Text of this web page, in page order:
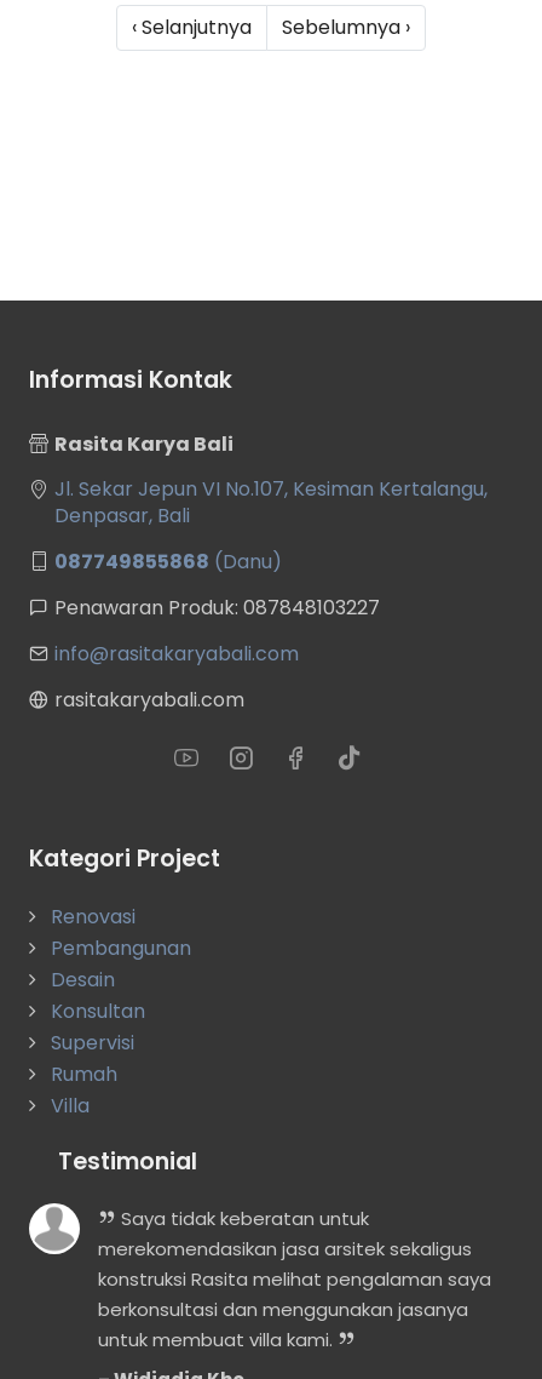
‹ Selanjutnya Sebelumnya ›
Informasi Kontak
Rasita Karya Bali
Jl. Sekar Jepun VI No.107, Kesiman Kertalangu,
Denpasar, Bali
087749855868 (Danu)
Penawaran Produk: 087848103227
info@rasitakaryabali.com
rasitakaryabali.com
Kategori Project
Renovasi
Pembangunan
Desain
Konsultan
Supervisi
Rumah
Villa
Testimonial
Saya tidak keberatan untuk
merekomendasikan jasa arsitek sekaligus
konstruksi Rasita melihat pengalaman saya
berkonsultasi dan menggunakan jasanya
untuk membuat villa kami.